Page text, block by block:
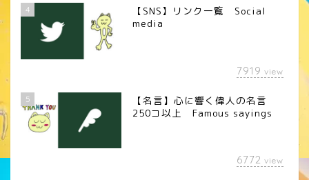
4
【SNS】リンク一覧 Social
media
7919 view
5
【名言】心に響く偉人の名言
250コ以上 Famous sayings
6772 view